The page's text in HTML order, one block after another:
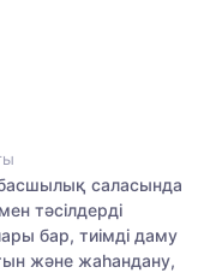
саласында
тәсілдерді
бар, тиімді даму
және жаһандану,